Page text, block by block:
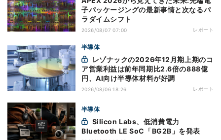
子パッケージングの最新事情と次なるパ
ラダイムシフト
2026/08/07 07:00 レポート
半導体
ア営業利益は前年同期比2.6倍の888億
円、AI向け半導体材料が好調
2026/08/06 18:26 レポート
半導体
Bluetooth LE SoC「BG2B」を発表